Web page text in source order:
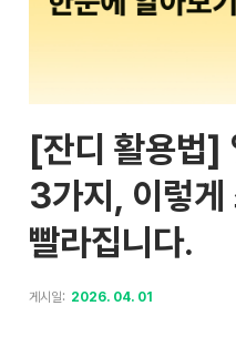
[잔디 활용법]
3가지, 이렇게
빨라집니다.
게시일: 2026. 04. 01